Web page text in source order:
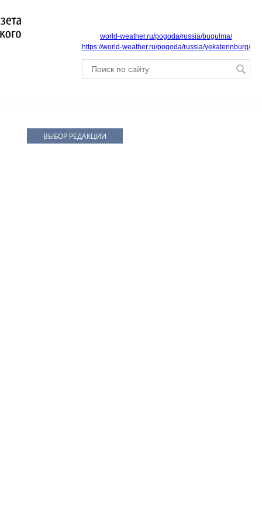
world-weather.ru/pogoda/russia/bugulma/
https://world-weather.ru/pogoda/russia/yekaterinburg/
ВЫБОР РЕДАКЦИИ